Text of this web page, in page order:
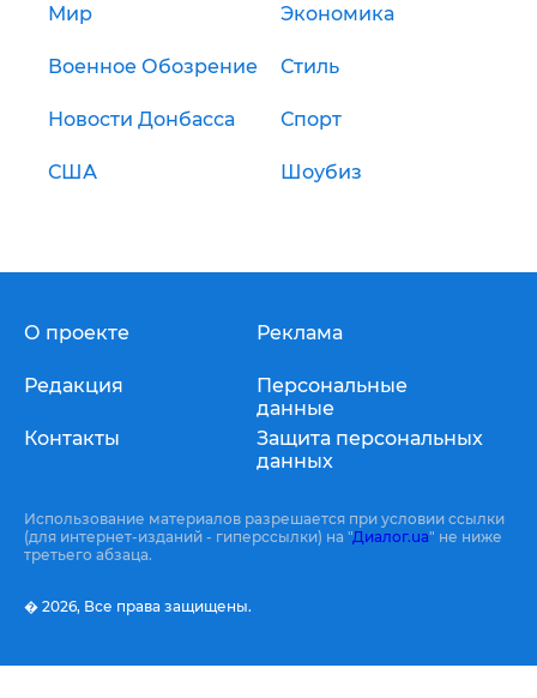
Мир Экономика
Военное Обозрение Стиль
Новости Донбасса Спорт
США Шоубиз
О проекте
Редакция
Контакты
Реклама
Персональные
данные
Защита персональных
данных
Использование материалов разрешается при условии ссылки
(для интернет-изданий - гиперссылки) на "Диалог.ua" не ниже
третьего абзаца.
� 2026, Все права защищены.